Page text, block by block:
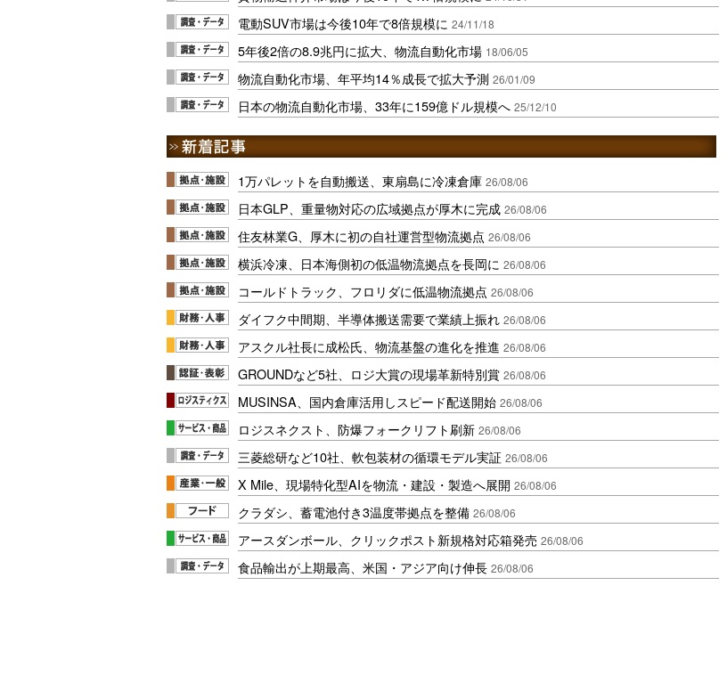
電動SUV市場は今後10年で8倍規模に 24/11/18
5年後2倍の8.9兆円に拡大、物流自動化市場 18/06/05
物流自動化市場、年平均14％成長で拡大予測 26/01/09
日本の物流自動化市場、33年に159億ドル規模へ 25/12/10
1万パレットを自動搬送、東扇島に冷凍倉庫 26/08/06
日本GLP、重量物対応の広域拠点が厚木に完成 26/08/06
住友林業G、厚木に初の自社運営型物流拠点 26/08/06
横浜冷凍、日本海側初の低温物流拠点を長岡に 26/08/06
コールドトラック、フロリダに低温物流拠点 26/08/06
ダイフク中間期、半導体搬送需要で業績上振れ 26/08/06
アスクル社長に成松氏、物流基盤の進化を推進 26/08/06
GROUNDなど5社、ロジ大賞の現場革新特別賞 26/08/06
MUSINSA、国内倉庫活用しスピード配送開始 26/08/06
ロジスネクスト、防爆フォークリフト刷新 26/08/06
三菱総研など10社、軟包装材の循環モデル実証 26/08/06
X Mile、現場特化型AIを物流・建設・製造へ展開 26/08/06
クラダシ、蓄電池付き3温度帯拠点を整備 26/08/06
アースダンボール、クリックポスト新規格対応箱発売 26/08/06
食品輸出が上期最高、米国・アジア向け伸長 26/08/06